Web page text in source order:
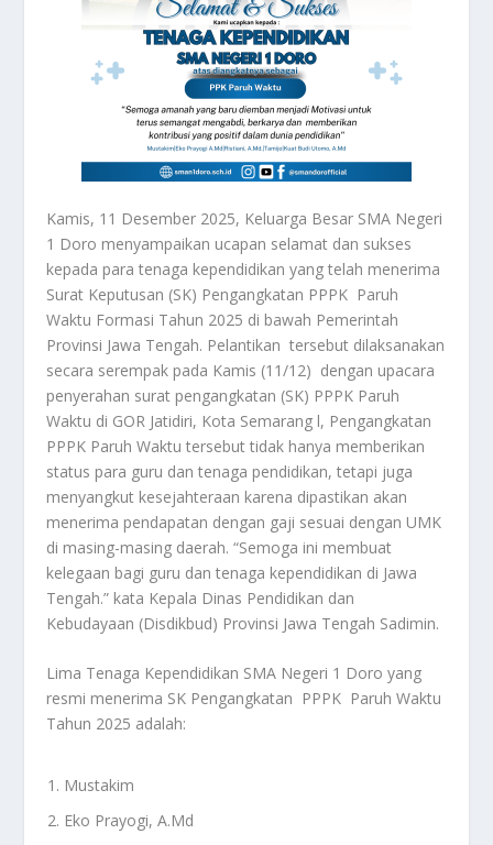
Kamis, 11 Desember 2025, Keluarga Besar SMA Negeri
1 Doro menyampaikan ucapan selamat dan sukses
kepada para tenaga kependidikan yang telah menerima
Surat Keputusan (SK) Pengangkatan PPPK Paruh
Waktu Formasi Tahun 2025 di bawah Pemerintah
Provinsi Jawa Tengah. Pelantikan tersebut dilaksanakan
secara serempak pada Kamis (11/12) dengan upacara
penyerahan surat pengangkatan (SK) PPPK Paruh
Waktu di GOR Jatidiri, Kota Semarang l, Pengangkatan
PPPK Paruh Waktu tersebut tidak hanya memberikan
status para guru dan tenaga pendidikan, tetapi juga
menyangkut kesejahteraan karena dipastikan akan
menerima pendapatan dengan gaji sesuai dengan UMK
di masing-masing daerah. “Semoga ini membuat
kelegaan bagi guru dan tenaga kependidikan di Jawa
Tengah.” kata Kepala Dinas Pendidikan dan
Kebudayaan (Disdikbud) Provinsi Jawa Tengah Sadimin.
Lima Tenaga Kependidikan SMA Negeri 1 Doro yang
resmi menerima SK Pengangkatan PPPK Paruh Waktu
Tahun 2025 adalah:
Mustakim
Eko Prayogi, A.Md